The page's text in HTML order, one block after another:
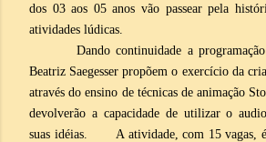
dos 03 aos 05 anos vão passear pela
atividades lúdicas.
Dando continuidade a programação
Beatriz Saegesser propõem o exercício da
através do ensino de técnicas de animação
devolverão a capacidade de utilizar o
suas idéias.
A atividade, com 15 vagas,